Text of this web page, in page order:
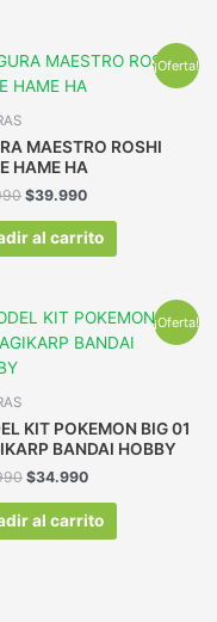
¡Oferta!
MAESTRO ROSHI
HAME HA
$39.990
al carrito
¡Oferta!
KIT POKEMON BIG 01
BANDAI HOBBY
$34.990
al carrito